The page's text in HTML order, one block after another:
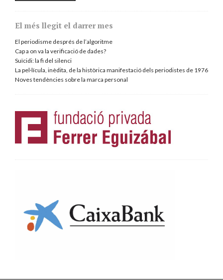
El més llegit el darrer mes
El periodisme després de l’algoritme
Cap a on va la verificació de dades?
Suïcidi: la fi del silenci
La pel·lícula, inèdita, de la històrica manifestació dels periodistes de 1976
Noves tendències sobre la marca personal